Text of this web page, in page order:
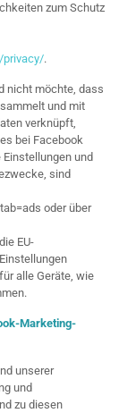
zum Schutz
privacy/.
nicht möchte, dass
und mit
verknüpft,
bei Facebook
und
sind
oder über
EU-
alle Geräte, wie
Marketing-
unserer
und
zu diesen